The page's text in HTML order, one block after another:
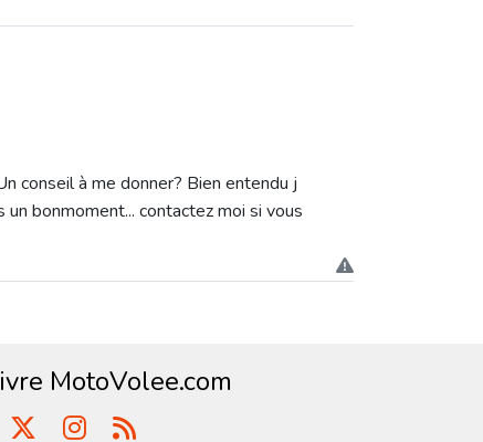
conseil à me donner? Bien entendu j
bonmoment... contactez moi si vous
MotoVolee.com